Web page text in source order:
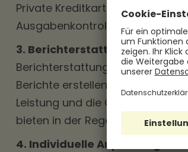
Private Kreditkarten bieten in
Ausgabenkontrolle.
3. Berichterstattung und
Berichterstattungstools, mit
Berichte erstellen können. Dies
Leistung und die Optimierung
bieten in der Regel begrenzte
4. Individuelle Anpassung: